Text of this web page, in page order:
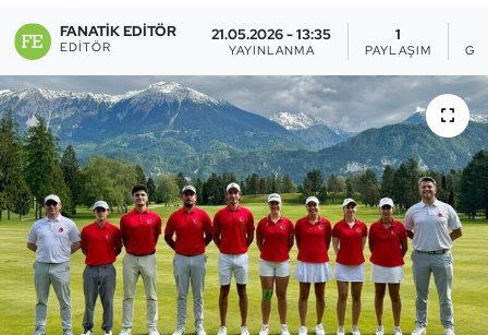
FANATIK EDITÖR
EDITÖR
21.05.2026 - 13:35
YAYINLANMA
1
PAYLAŞIM
Briç
Buz Hokeyi
Buz Pateni
Çim Hokeyi
Cimnastik
Curling